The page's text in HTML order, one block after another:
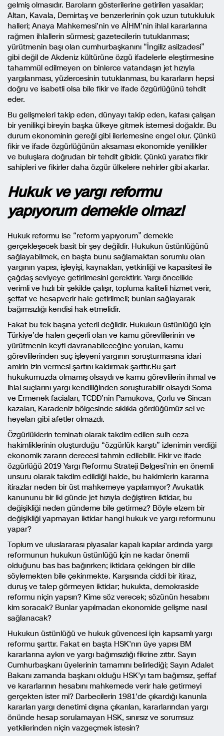
gelmiş olmasıdır. Baroların gösterilerine getirilen yasaklar;
Altan, Kavala, Demirtaş ve benzerlerinin çok uzun tutukluluk
halleri; Anaya Mahkemesi’nin ve AİHM’nin ihlal kararlarına
rağmen ihlallerin sürmesi; gazetecilerin tutuklanması;
yürütmenin başı olan cumhurbaşkanını “İngiliz asilzadesi”
gibi değil de Akdeniz kültürüne özgü ifadelerle eleştirmesine
tahammül edilmeyen on binlerce vatandaşın jet hızıyla
yargılanması, yüzlercesinin tutuklanması, bu kararların hepsi
doğru ve isabetli olsa bile fikir ve ifade özgürlüğünü tehdit
eder.
Bu gelişmeleri takip eden, dünyayı takip eden, kafası çalışan
bir yenilikçi bireyin başka ülkeye gitmek istemesi doğaldır. Bu
durum ekonominin gereği gibi ilerlemesine engel olur. Çünkü
fikir ve ifade özgürlüğünün aksaması ekonomide yenilikler
ve buluşlara doğrudan bir tehdit gibidir. Çünkü yaratıcı fikir
sahipleri ve fikirler daha özgür ülkelere nehirler gibi akarlar.
Hukuk ve yargı reformu
yapıyorum demekle olmaz!
Hukuk reformu ise “reform yapıyorum” demekle
gerçekleşecek basit bir şey değildir. Hukukun üstünlüğünü
sağlayabilmek, en başta bunu sağlamaktan sorumlu olan
yargının yapısı, işleyişi, kaynakları, yetkinliği ve kapasitesi ile
çağdaş seviyeye getirilmesini gerektirir. Yargı öncelikle
verimli ve hızlı bir şekilde çalışır, topluma kaliteli hizmet verir,
şeffaf ve hesapverir hale getirilmeli; bunları sağlayarak
bağımsızlığı kendisi hak etmelidir.
Fakat bu tek başına yeterli değildir. Hukukun üstünlüğü için
Türkiye’de halen geçerli olan ve kamu görevlilerinin ve
yürütmenin keyfi davranabileceğine yorulan, kamu
görevlilerinden suç işleyeni yargının soruşturmasına idari
amirin izin vermesi şartını kaldırmak şarttır.Bu şart
hukukumuzda olmamış olsaydı ve kamu görevlilerin ihmal ve
ihlal suçlarını yargı kendiliğinden soruşturabilir olsaydı Soma
ve Ermenek faciaları, TCDD’nin Pamukova, Çorlu ve Sincan
kazaları, Karadeniz bölgesinde sıklıkla gördüğümüz sel ve
heyelan gibi afetler olmazdı.
Özgürlüklerin teminatı olarak takdim edilen sulh ceza
hakimliklerinin oluşturduğu “özgürlük karşıtı” izlenimin verdiği
ekonomik zararın derecesi tahmin edilebilir. Fikir ve ifade
özgürlüğü 2019 Yargı Reformu Strateji Belgesi’nin en önemli
unsuru olarak takdim edildiği halde, bu hakimlerin kararına
itirazlar neden bir üst mahkemeye yapılamıyor? Avukatlık
kanununu bir iki günde jet hızıyla değiştiren iktidar, bu
değişikliği neden gündeme bile getirmez? Böyle elzem bir
değişikliği yapmayan iktidar hangi hukuk ve yargı reformunu
yapar?
Toplum ve uluslararası piyasalar kapalı kapılar ardında yargı
reformunun hukukun üstünlüğü için ne kadar önemli
olduğunu bas bas bağırırken; iktidara çekingen bir dille
söylemekten bile çekinmekte. Karşısında ciddi bir itiraz,
duruş ve talep görmeyen iktidar; hukukta, demokraside
reformu niçin yapsın? Kime söz verecek; sözünün hesabını
kim soracak? Bunlar yapılmadan ekonomide gelişme nasıl
sağlanacak?
Hukukun üstünlüğü ve hukuk güvencesi için kapsamlı yargı
reformu şarttır. Fakat en başta HSK’nın üye yapısı BM
kararlarına aykırı ve yargı bağımsızlığı fikrine zıttır. Sayın
Cumhurbaşkanı üyelerinin tamamını belirlediği; Sayın Adalet
Bakanı zamanda başkanı olduğu HSK’yı tam bağımsız, şeffaf
ve kararlarının hesabını mahkemede verir hale getirmeyi
gerçekten ister mi? Darbecilerin 1981’de çıkardığı kanunla
kararları yargı denetimi dışına çıkarılan, kararlarından yargı
önünde hesap sorulamayan HSK, sınırsız ve sorumsuz
yetkilerinden niçin vazgeçmek istesin?